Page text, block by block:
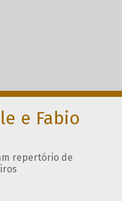
e Fabio
repertório de